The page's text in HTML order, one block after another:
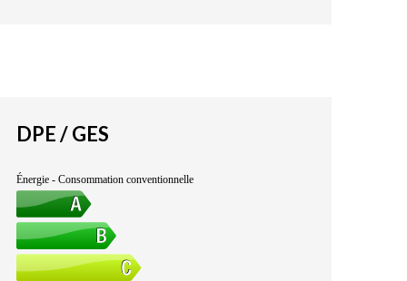
DPE / GES
Énergie - Consommation conventionnelle